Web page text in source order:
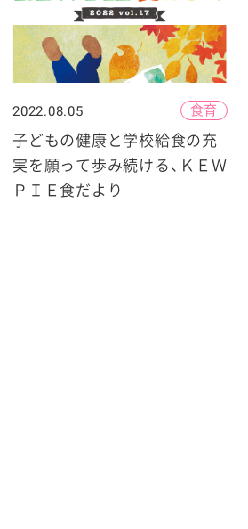
食育
2022.08.05
子どもの健康と学校給食の充
実を願って歩み続ける、ＫＥＷ
ＰＩＥ食だより